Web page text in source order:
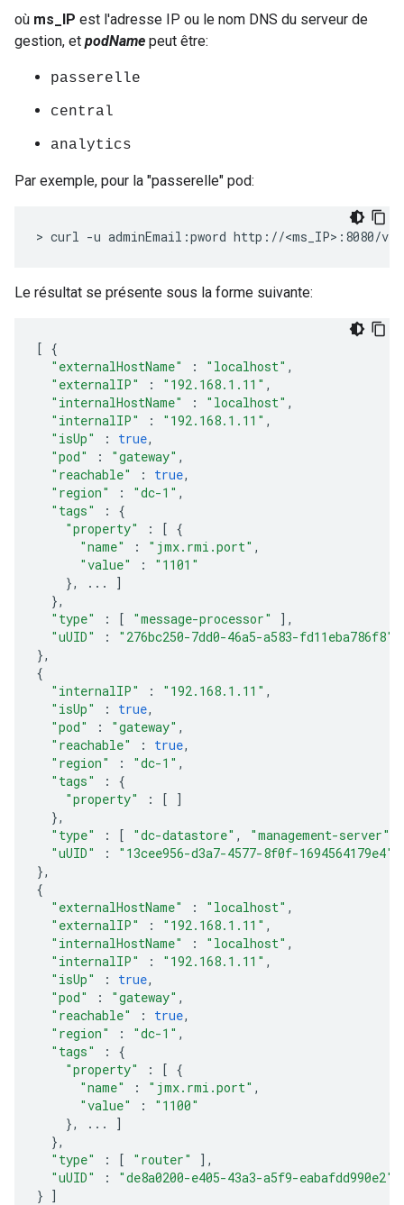
où ms_IP est l'adresse IP ou le nom DNS du serveur de
gestion, et podName peut être:
passerelle
central
analytics
Par exemple, pour la "passerelle" pod:
> curl -u adminEmail:pword http://<ms_IP>:8080/v1/
Le résultat se présente sous la forme suivante:
[ {
"externalHostName"
: "localhost" ,
"externalIP"
: "192.168.1.11" ,
"internalHostName"
: "localhost" ,
"internalIP"
: "192.168.1.11" ,
"isUp"
: true,
"pod"
: "gateway" ,
"reachable"
: true,
"region"
: "dc-1" ,
"tags"
:
{
"property"
: [ {
"name"
: "jmx.rmi.port" ,
"value"
:
"1101"
},
...
]
},
"type"
: [ "message-processor"
],
"uUID"
:
"276bc250-7dd0-46a5-a583-fd11eba786f8"
},
{
"internalIP"
: "192.168.1.11" ,
"isUp"
: true,
"pod"
: "gateway" ,
"reachable"
: true,
"region"
: "dc-1" ,
"tags"
:
{
"property"
: [
]
},
"type"
: [ "dc-datastore" , "management-server"
"uUID"
:
"13cee956-d3a7-4577-8f0f-1694564179e4"
},
{
"externalHostName"
: "localhost" ,
"externalIP"
: "192.168.1.11" ,
"internalHostName"
: "localhost" ,
"internalIP"
: "192.168.1.11" ,
"isUp"
: true,
"pod"
: "gateway" ,
"reachable"
: true,
"region"
: "dc-1" ,
"tags"
:
{
"property"
: [ {
"name"
: "jmx.rmi.port" ,
"value"
:
"1100"
},
...
]
},
"type"
: [ "router"
],
"uUID"
:
"de8a0200-e405-43a3-a5f9-eabafdd990e2"
} ]